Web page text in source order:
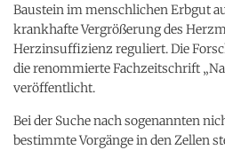
Baustein im menschlichen Erbgut
krankhafte Vergrößerung des
Herzinsuffizienz reguliert. Die
die renommierte Fachzeitschrift
veröffentlicht.
Bei der Suche nach sogenannten
bestimmte Vorgänge in den Zellen